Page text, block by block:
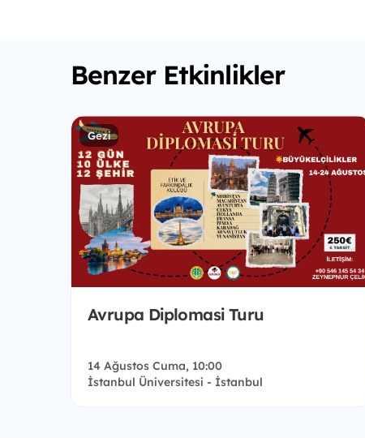
Benzer Etkinlikler
Gezi
Avrupa Diplomasi Turu
14 Ağustos Cuma, 10:00
İstanbul Üniversitesi - İstanbul